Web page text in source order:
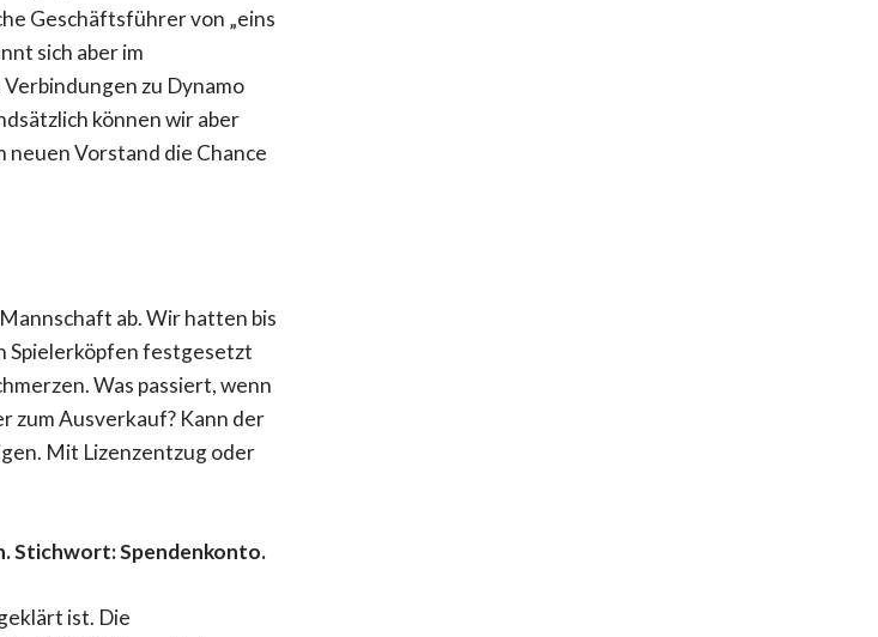
Geschäftsführer von „eins
sich aber im
zu Dynamo
können wir aber
Vorstand die Chance
ab. Wir hatten bis
Spielerköpfen festgesetzt
Was passiert, wenn
zum Ausverkauf? Kann der
Mit Lizenzentzug oder
Stichwort: Spendenkonto.
ist. Die